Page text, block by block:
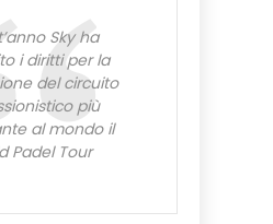
Sky ha
i diritti per la
del circuito
più
al mondo il
Padel Tour